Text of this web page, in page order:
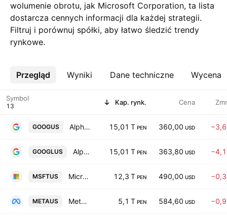
wolumenie obrotu, jak Microsoft Corporation, ta lista
dostarcza cennych informacji dla każdej strategii.
Filtruj i porównuj spółki, aby łatwo śledzić trendy
rynkowe.
Przegląd Wyniki Dane techniczne Wycena
Więcej
Symbol Kap. rynk. Cena
GOOGUS Alphabet Inc. Class C 15,01 T PEN 360,00 USD
GOOGLUS Alphabet Inc. Class A 15,01 T PEN 363,80 USD
MSFTUS Microsoft Corporation 12,3 T PEN 490,00 USD
METAUS Meta Platforms Inc Class A 5,1 T PEN 584,60 USD